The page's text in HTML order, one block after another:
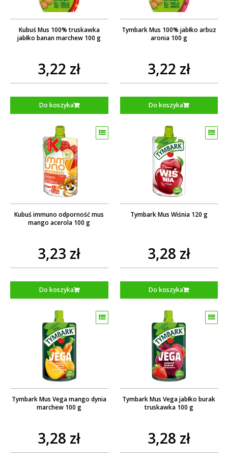
Kubuś Mus 100% truskawka
jabłko banan marchew 100 g
3,22 zł
Do koszyka
Tymbark Mus 100% jabłko arbuz
aronia 100 g
3,22 zł
Do koszyka
Kubuś immuno odporność mus
mango acerola 100 g
3,23 zł
Do koszyka
Tymbark Mus Wiśnia 120 g
3,28 zł
Do koszyka
Tymbark Mus Vega mango dynia
marchew 100 g
3,28 zł
Tymbark Mus Vega jabłko burak
truskawka 100 g
3,28 zł